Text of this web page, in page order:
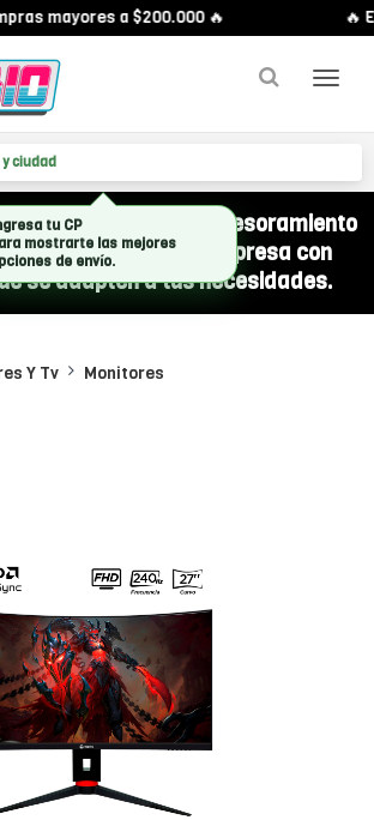
mayores a $200.000 🔥 🔥
y ciudad
WhatsApp y recibí asesoramiento
para equipar a tu empresa con
se adapten a tus necesidades.
Y Tv Monitores
tu CP
mostrarte las mejores
de envío.